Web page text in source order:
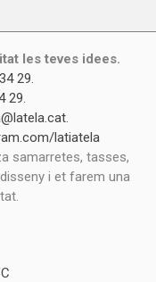
les teves idees.
29.
29.
.
latiatela
samarretes, tasses,
i et farem una